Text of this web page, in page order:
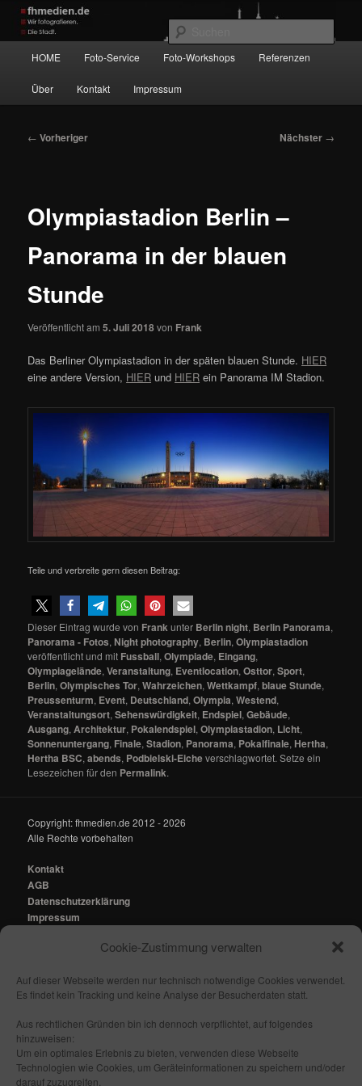
Cookie-Zustimmung verwalten
Auf dieser Webseite werden nur technisch notwendige Cookies verwendet.
Es findet kein Tracking und keine Analyse der Besucherdaten statt.
Aus rechtlichen Gründen bin ich dennoch verpflichtet, auf folgendes
hinzuweisen:
Um ein optimales Erlebnis zu bieten, verwenden diese Webseite
Technologien wie Cookies, um Geräteinformationen zu speichern und/oder
darauf zuzugreifen.
Zum
primären
Inhalt
springen
Wir fotografieren die Hauptstadt!
HOME Foto-Service Foto-Workshops Referenzen
Über Kontakt Impressum
Beitragsnavigation
← Vorheriger Nächster →
Olympiastadion Berlin –
Panorama in der blauen
Stunde
Veröffentlicht am5. Juli 2018von Frank
Das Berliner Olympiastadion in der späten blauen Stunde. HIER
eine andere Version, HIER und HIER ein Panorama IM Stadion.
Teile und verbreite gern diesen Beitrag:
Dieser Eintrag wurde von Frankunter Berlin night, Berlin Panorama,
Panorama - Fotos, Night photography, Berlin,Olympiastadion
veröffentlicht und mit Fussball,Olympiade, Eingang,
Olympiagelände,Veranstaltung, Eventlocation,Osttor,Sport,
Berlin,Olympisches Tor,Wahrzeichen,Wettkampf,blaue Stunde,
Preussenturm, Event, Deutschland,Olympia,Westend,
Veranstaltungsort,Sehenswürdigkeit, Endspiel,Gebäude,
Ausgang, Architektur, Pokalendspiel,Olympiastadion, Licht,
Sonnenuntergang, Finale,Stadion, Panorama, Pokalfinale, Hertha,
Hertha BSC,abends, Podbielski-Eicheverschlagwortet. Setze ein
Lesezeichen für den Permalink.
Copyright: fhmedien.de 2012 - 2026
Alle Rechte vorbehalten
Kontakt
AGB
Datenschutzerklärung
Impressum
mail@fhmedien.de
Nach oben/ Seitenanfang